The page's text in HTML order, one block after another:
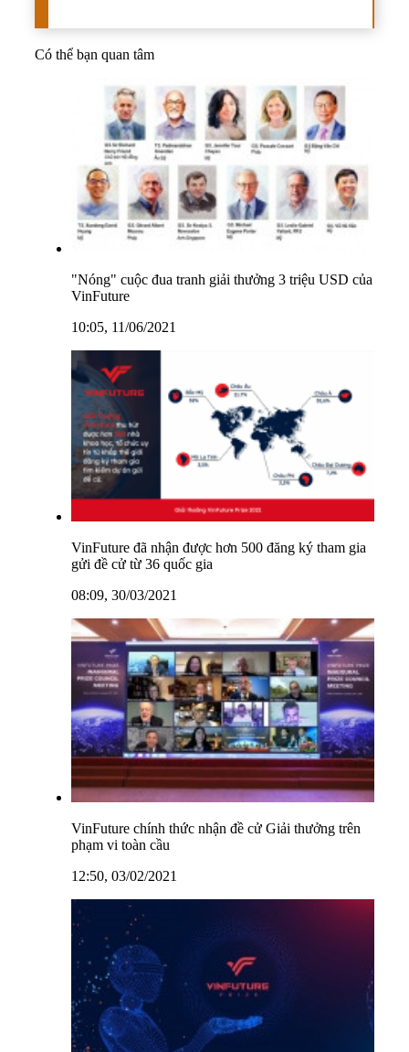
Có thể bạn quan tâm
"Nóng" cuộc đua tranh giải thưởng 3 triệu USD của
VinFuture
10:05, 11/06/2021
VinFuture đã nhận được hơn 500 đăng ký tham gia
gửi đề cử từ 36 quốc gia
08:09, 30/03/2021
VinFuture chính thức nhận đề cử Giải thưởng trên
phạm vi toàn cầu
12:50, 03/02/2021